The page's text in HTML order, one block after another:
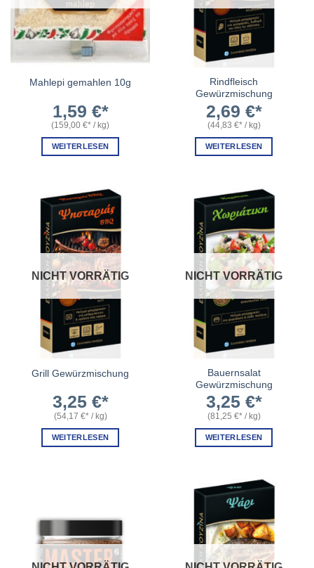
Mahlepi gemahlen 10g
1,59 €
(159,00 € /kg)
WEITERLESEN
Rindfleisch
Gewürzmischung
2,69 €
(44,83 € /kg)
WEITERLESEN
NICHT VORRÄTIG
Grill Gewürzmischung
3,25 €
(54,17 € /kg)
WEITERLESEN
NICHT VORRÄTIG
Bauernsalat
Gewürzmischung
3,25 €
(81,25 € /kg)
WEITERLESEN